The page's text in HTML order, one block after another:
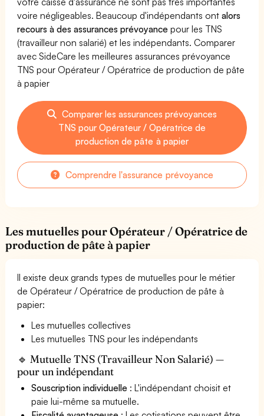
voire négligeables. Beaucoup d'indépendants ontalors
recours à des assurances prévoyance pour les TNS
(travailleur non salarié) et les indépendants. Comparer
avec SideCare les meilleures assurances prévoyance
TNS pour Opérateur / Opératrice de production de pâte
à papier
Comparer les assurances prévoyances
TNS pour Opérateur / Opératrice de
production de pâte à papier
Comprendre l'assurance prévoyance
Les mutuelles pour Opérateur / Opératrice de
production de pâte à papier
Il existe deux grands types de mutuelles pour le métier
de Opérateur / Opératrice de production de pâte à
papier:
Les mutuelles collectives
Les mutuelles TNS pour les indépendants
🔹 Mutuelle TNS (Travailleur Non Salarié) —
pour un indépendant
Souscription individuelle : L'indépendant choisit et
paie lui-même sa mutuelle.